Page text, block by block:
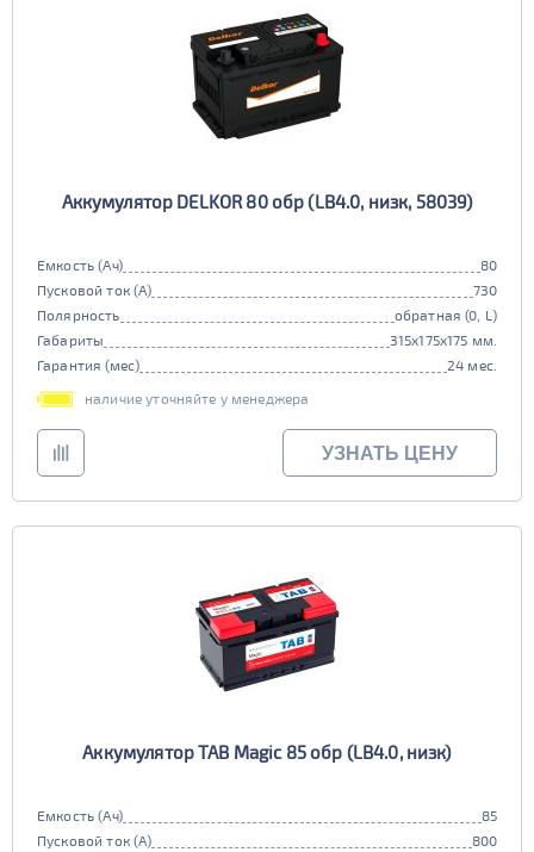
Аккумулятор DELKOR 80 обр (LB4.0, низк, 58039)
Емкость (Ач)
80
Пусковой ток (А)
730
Полярность
обратная (0, L)
Габариты
315x175x175 мм.
Гарантия (мес)
24 мес.
наличие уточняйте у менеджера
УЗНАТЬ ЦЕНУ
Аккумулятор TAB Magic 85 обр (LB4.0, низк)
Емкость (Ач)
85
Пусковой ток (А)
800